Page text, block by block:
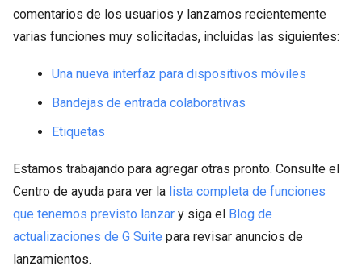
comentarios de los usuarios y lanzamos recientemente
varias funciones muy solicitadas, incluidas las siguientes:
Una nueva interfaz para dispositivos móviles
Bandejas de entrada colaborativas
Etiquetas
Estamos trabajando para agregar otras pronto. Consulte el
Centro de ayuda para ver la lista completa de funciones
que tenemos previsto lanzar y siga el Blog de
actualizaciones de G Suite para revisar anuncios de
lanzamientos.